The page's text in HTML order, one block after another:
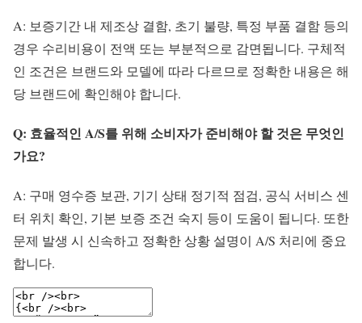
A: 보증기간 내 제조상 결함, 초기 불량, 특정 부품 결함 등의
경우 수리비용이 전액 또는 부분적으로 감면됩니다. 구체적
인 조건은 브랜드와 모델에 따라 다르므로 정확한 내용은 해
당 브랜드에 확인해야 합니다.
Q: 효율적인 A/S를 위해 소비자가 준비해야 할 것은 무엇인
가요?
A: 구매 영수증 보관, 기기 상태 정기적 점검, 공식 서비스 센
터 위치 확인, 기본 보증 조건 숙지 등이 도움이 됩니다. 또한
문제 발생 시 신속하고 정확한 상황 설명이 A/S 처리에 중요
합니다.